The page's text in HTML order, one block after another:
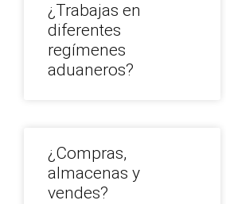
¿Trabajas en
diferentes
regímenes
aduaneros?
¿Compras,
almacenas y
vendes?